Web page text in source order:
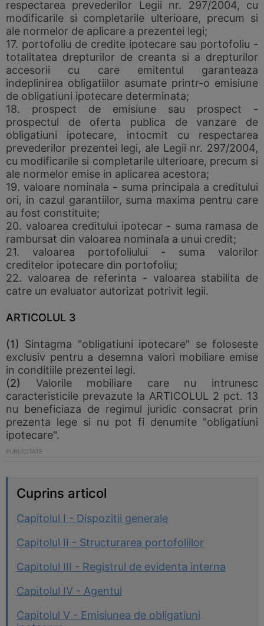
respectarea prevederilor Legii nr. 297/2004, cu
modificarile si completarile ulterioare, precum si
ale normelor de aplicare a prezentei legi;
17. portofoliu de credite ipotecare sau portofoliu -
totalitatea drepturilor de creanta si a drepturilor
accesorii cu care emitentul garanteaza
indeplinirea obligatiilor asumate printr-o emisiune
de obligatiuni ipotecare determinata;
18. prospect de emisiune sau prospect -
prospectul de oferta publica de vanzare de
obligatiuni ipotecare, intocmit cu respectarea
prevederilor prezentei legi, ale Legii nr. 297/2004,
cu modificarile si completarile ulterioare, precum si
ale normelor emise in aplicarea acestora;
19. valoare nominala - suma principala a creditului
ori, in cazul garantiilor, suma maxima pentru care
au fost constituite;
20. valoarea creditului ipotecar - suma ramasa de
rambursat din valoarea nominala a unui credit;
21. valoarea portofoliului - suma valorilor
creditelor ipotecare din portofoliu;
22. valoarea de referinta - valoarea stabilita de
catre un evaluator autorizat potrivit legii.
ARTICOLUL 3
(1) Sintagma "obligatiuni ipotecare" se foloseste
exclusiv pentru a desemna valori mobiliare emise
in conditiile prezentei legi.
(2) Valorile mobiliare care nu intrunesc
caracteristicile prevazute la ARTICOLUL 2 pct. 13
nu beneficiaza de regimul juridic consacrat prin
prezenta lege si nu pot fi denumite "obligatiuni
ipotecare".
Cuprins articol
Capitolul I - Dispozitii generale
Capitolul II - Structurarea portofoliilor
Capitolul III - Registrul de evidenta interna
Capitolul IV - Agentul
Capitolul V - Emisiunea de obligatiuni